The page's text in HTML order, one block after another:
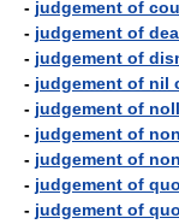
- judgement of
- judgement of
- judgement of
- judgement of nil
- judgement of
- judgement of
- judgement of
- judgement of
- judgement of